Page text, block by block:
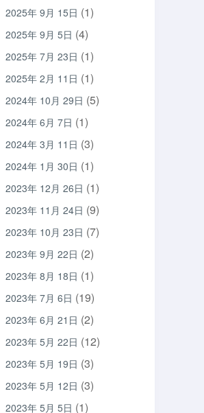
志速度。
2025年 9月 15日 (1)
2025年 9月 5日 (4)
2025年 7月 23日 (1)
2025年 2月 11日 (1)
2024年 10月 29日 (5)
2024年 6月 7日 (1)
2024年 3月 11日 (3)
2024年 1月 30日 (1)
2023年 12月 26日 (1)
2023年 11月 24日 (9)
2023年 10月 23日 (7)
2023年 9月 22日 (2)
2023年 8月 18日 (1)
2023年 7月 6日 (19)
2023年 6月 21日 (2)
2023年 5月 22日 (12)
2023年 5月 19日 (3)
2023年 5月 12日 (3)
2023年 5月 5日 (1)